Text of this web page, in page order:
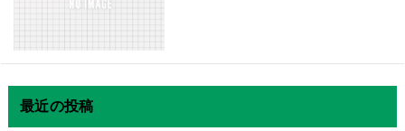
最近の投稿